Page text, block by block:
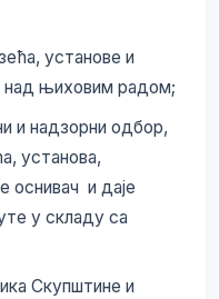
установе и
над њиховим радом;
и надзорни одбор,
установа,
оснивач и даје
у складу са
Скупштине и